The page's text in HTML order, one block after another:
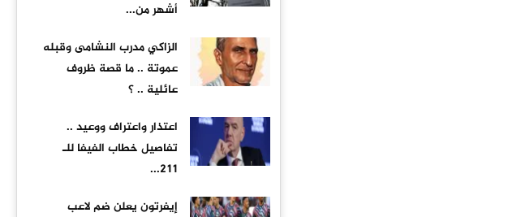
أشهر من...
الزاكي مدرب النشامى وقبله
عموتة .. ما قصة ظروف
عائلية .. ؟
اعتذار واعتراف ووعيد ..
تفاصيل خطاب الفيفا للـ
211...
إيفرتون يعلن ضم لاعب